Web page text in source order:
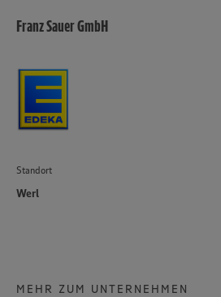
Franz Sauer GmbH
Standort
Werl
MEHR ZUM UNTERNEHMEN